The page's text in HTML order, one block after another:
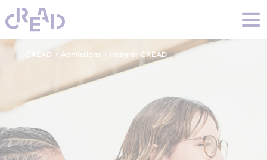
CREAD › Admissions › Intégrer CREAD